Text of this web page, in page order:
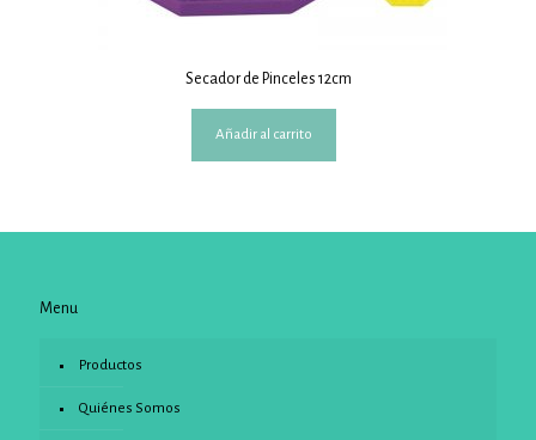
Secador de Pinceles 12cm
Añadir al carrito
Menu
Productos
Quiénes Somos